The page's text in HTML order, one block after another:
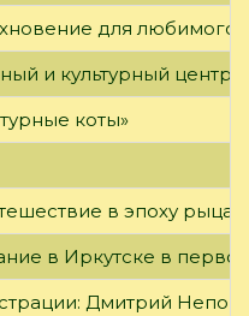
для любимого
и культурный центр
коты»
в эпоху
в Иркутске в
Дмитрий